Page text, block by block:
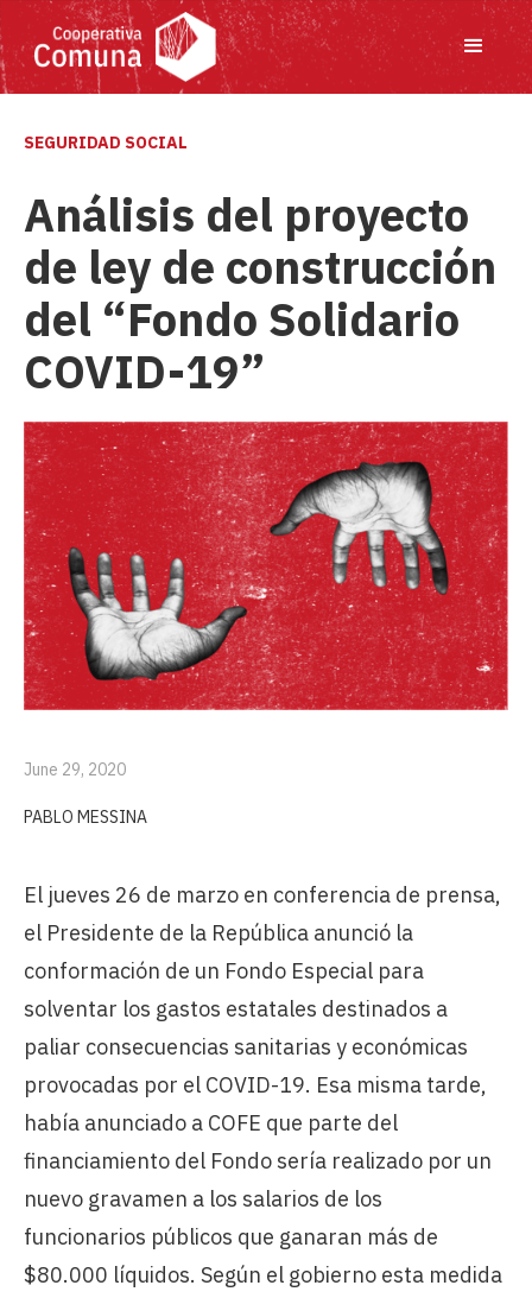
SEGURIDAD SOCIAL
Análisis del proyecto
de ley de construcción
del “Fondo Solidario
COVID-19”
June 29, 2020
PABLO MESSINA
El jueves 26 de marzo en conferencia de prensa,
el Presidente de la República anunció la
conformación de un Fondo Especial para
solventar los gastos estatales destinados a
paliar consecuencias sanitarias y económicas
provocadas por el COVID-19. Esa misma tarde,
había anunciado a COFE que parte del
financiamiento del Fondo sería realizado por un
nuevo gravamen a los salarios de los
funcionarios públicos que ganaran más de
$80.000 líquidos. Según el gobierno esta medida